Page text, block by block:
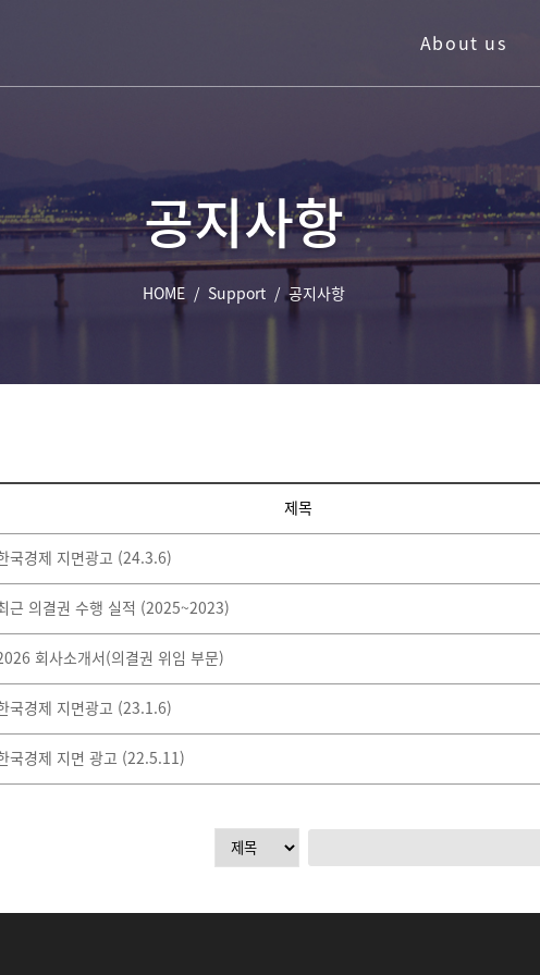
About us
공지사항
HOME / Support / 공지사항
제목
국경제 지면광고 (24.3.6)
근 의결권 수행 실적 (2025~2023)
회사소개서(의결권 위임 부문)
국경제 지면광고 (23.1.6)
국경제 지면 광고 (22.5.11)